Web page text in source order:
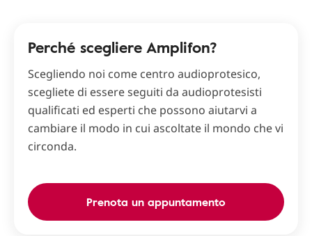
Perché scegliere Amplifon?
Scegliendo noi come centro audioprotesico,
scegliete di essere seguiti da audioprotesisti
qualificati ed esperti che possono aiutarvi a
cambiare il modo in cui ascoltate il mondo che vi
circonda.
Prenota un appuntamento